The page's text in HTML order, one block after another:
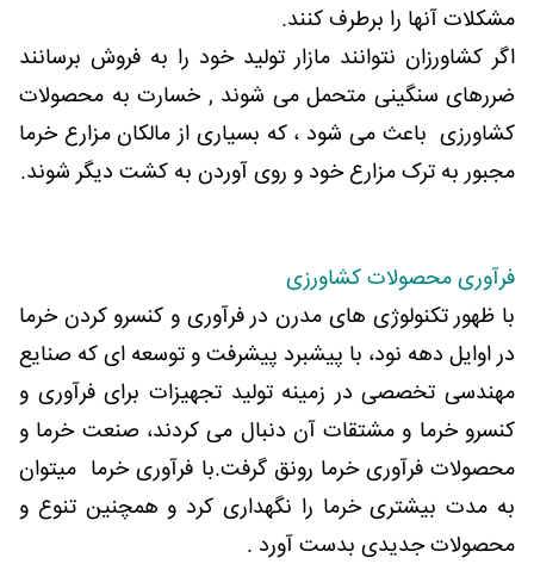
مشکلات آنها را برطرف کنند.
اگر کشاورزان نتوانند مازار تولید خود را به فروش برسانند
ضررهای سنگینی متحمل می شوند , خسارت به محصولات
کشاورزی باعث می شود ، که بسیاری از مالکان مزارع خرما
مجبور به ترک مزارع خود و روی آوردن به کشت دیگر شوند.
فرآوری محصولات کشاورزی
با ظهور تکنولوژی های مدرن در فرآوری و کنسرو کردن خرما
در اوایل دهه نود، با پیشبرد پیشرفت و توسعه ای که صنایع
مهندسی تخصصی در زمینه تولید تجهیزات برای فرآوری و
کنسرو خرما و مشتقات آن دنبال می کردند، صنعت خرما و
محصولات فرآوری خرما رونق گرفت.با فرآوری خرما میتوان
به مدت بیشتری خرما را نگهداری کرد و همچنین تنوع و
محصولات جدیدی بدست آورد .